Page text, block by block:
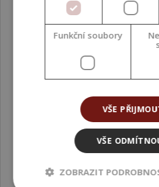
;
Barva produktu
Funkce ve formulaci
Fáze formulace
Fáze
Funkční soubory
VŠE
VŠE
ZOBRAZIT